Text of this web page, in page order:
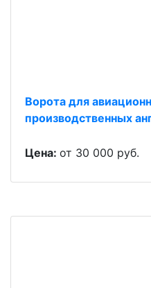
Ворота для
производственных
Цена: от 30 000 руб.